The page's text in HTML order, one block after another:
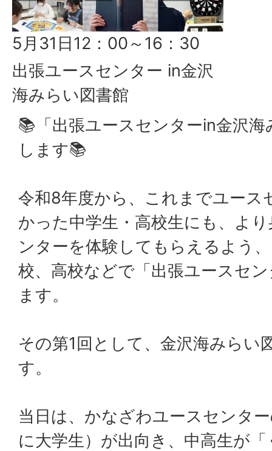
5月31日12：00～16：30
出張ユースセンター in金沢
海みらい図書館
📚「出張ユースセンターin金沢
します📚
令和8年度から、これまでユース
かった中学生・高校生にも、よ
ンターを体験してもらえるよう
校、高校などで「出張ユースセ
ます。
その第1回として、金沢海みらい
す。
当日は、かなざわユースセンタ
に大学生）が出向き、中高生が